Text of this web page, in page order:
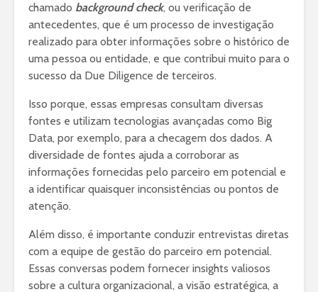
chamado background check, ou verificação de
antecedentes, que é um processo de investigação
realizado para obter informações sobre o histórico de
uma pessoa ou entidade, e que contribui muito para o
sucesso da Due Diligence de terceiros.
Isso porque, essas empresas consultam diversas
fontes e utilizam tecnologias avançadas como Big
Data, por exemplo, para a checagem dos dados. A
diversidade de fontes ajuda a corroborar as
informações fornecidas pelo parceiro em potencial e
a identificar quaisquer inconsistências ou pontos de
atenção.
Além disso, é importante conduzir entrevistas diretas
com a equipe de gestão do parceiro em potencial.
Essas conversas podem fornecer insights valiosos
sobre a cultura organizacional, a visão estratégica, a